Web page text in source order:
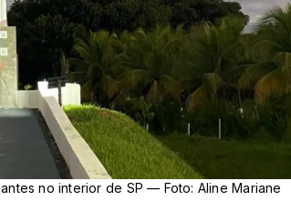
no interior de SP — Foto: Aline Mariane